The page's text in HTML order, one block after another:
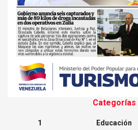
Categorías
1
Educación